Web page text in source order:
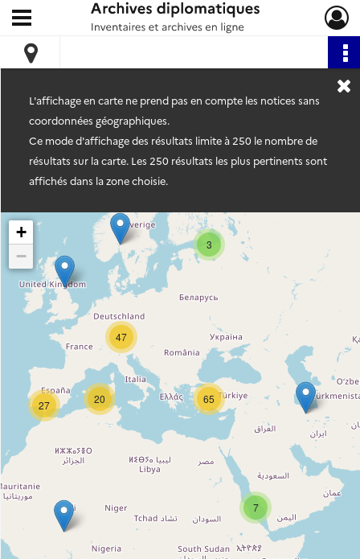
Archives diplomatiques
Ouvrir le menu déroulant
L'affichage en carte ne prend pas en compte les notices sans
coordonnées géographiques.
Ce mode d'affichage des résultats limite à 250 le nombre de
résultats sur la carte. Les 250 résultats les plus pertinents sont
affichés dans la zone choisie.
3
7
20
47
27 65
+
−